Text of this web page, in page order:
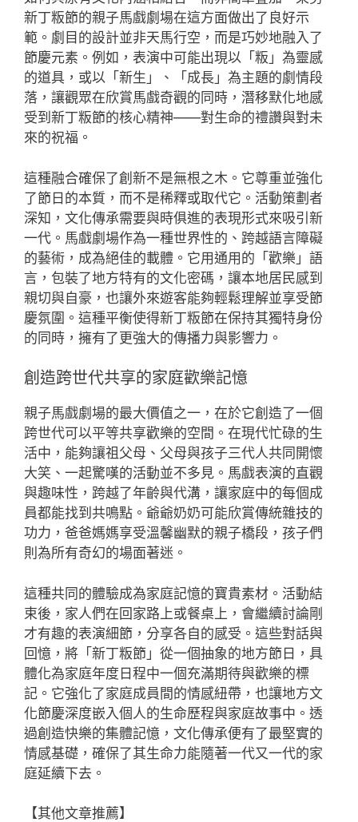
新丁粄節的親子馬戲劇場在這方面做出了良好示
範。劇目的設計並非天馬行空，而是巧妙地融入了
節慶元素。例如，表演中可能出現以「粄」為靈感
的道具，或以「新生」、「成長」為主題的劇情段
落，讓觀眾在欣賞馬戲奇觀的同時，潛移默化地感
受到新丁粄節的核心精神——對生命的禮讚與對未
來的祝福。
這種融合確保了創新不是無根之木。它尊重並強化
了節日的本質，而不是稀釋或取代它。活動策劃者
深知，文化傳承需要與時俱進的表現形式來吸引新
一代。馬戲劇場作為一種世界性的、跨越語言障礙
的藝術，成為絕佳的載體。它用通用的「歡樂」語
言，包裝了地方特有的文化密碼，讓本地居民感到
親切與自豪，也讓外來遊客能夠輕鬆理解並享受節
慶氛圍。這種平衡使得新丁粄節在保持其獨特身份
的同時，擁有了更強大的傳播力與影響力。
創造跨世代共享的家庭歡樂記憶
親子馬戲劇場的最大價值之一，在於它創造了一個
跨世代可以平等共享歡樂的空間。在現代忙碌的生
活中，能夠讓祖父母、父母與孩子三代人共同開懷
大笑、一起驚嘆的活動並不多見。馬戲表演的直觀
與趣味性，跨越了年齡與代溝，讓家庭中的每個成
員都能找到共鳴點。爺爺奶奶可能欣賞傳統雜技的
功力，爸爸媽媽享受溫馨幽默的親子橋段，孩子們
則為所有奇幻的場面著迷。
這種共同的體驗成為家庭記憶的寶貴素材。活動結
束後，家人們在回家路上或餐桌上，會繼續討論剛
才有趣的表演細節，分享各自的感受。這些對話與
回憶，將「新丁粄節」從一個抽象的地方節日，具
體化為家庭年度日程中一個充滿期待與歡樂的標
記。它強化了家庭成員間的情感紐帶，也讓地方文
化節慶深度嵌入個人的生命歷程與家庭故事中。透
過創造快樂的集體記憶，文化傳承便有了最堅實的
情感基礎，確保了其生命力能隨著一代又一代的家
庭延續下去。
【其他文章推薦】